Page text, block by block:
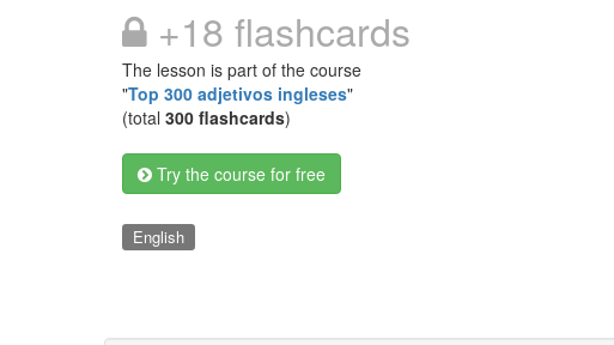
+18 flashcards
The lesson is part of the course
"Top 300 adjetivos ingleses"
(total 300 flashcards)
Try the course for free
English